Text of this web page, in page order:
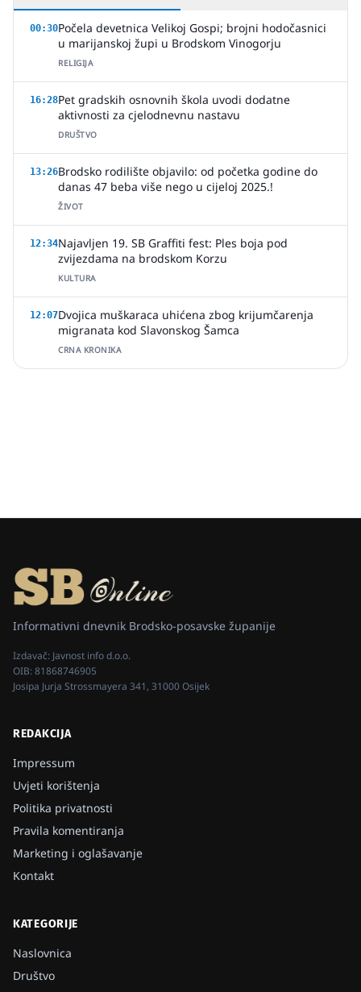
00:30Počela devetnica Velikoj Gospi; brojni hodočasnici
u marijanskoj župi u Brodskom Vinogorju
RELIGIJA
16:28Pet gradskih osnovnih škola uvodi dodatne
aktivnosti za cjelodnevnu nastavu
DRUŠTVO
13:26Brodsko rodilište objavilo: od početka godine do
danas 47 beba više nego u cijeloj 2025.!
ŽIVOT
12:34Najavljen 19. SB Graffiti fest: Ples boja pod
zvijezdama na brodskom Korzu
KULTURA
12:07Dvojica muškaraca uhićena zbog krijumčarenja
migranata kod Slavonskog Šamca
CRNA KRONIKA
Informativni dnevnik Brodsko-posavske županije
Izdavač: Javnost info d.o.o.
OIB:81868746905
Josipa Jurja Strossmayera 341, 31000 Osijek
REDAKCIJA
Impressum
Uvjeti korištenja
Politika privatnosti
Pravila komentiranja
Marketing i oglašavanje
Kontakt
KATEGORIJE
Naslovnica
Društvo